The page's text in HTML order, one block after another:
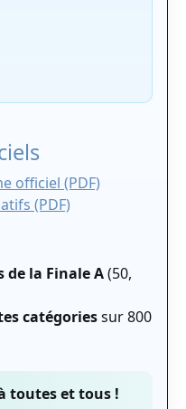
officiel (PDF)
(PDF)
de la Finale A(50,
catégoriessur 800
toutes et tous !